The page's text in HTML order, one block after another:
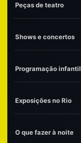
Peças de teatro
Shows e concertos
Programação infantil
Exposições no Rio
O que fazer à noite